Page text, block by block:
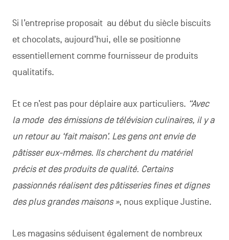
Si l’entreprise proposait au début du siècle biscuits
et chocolats, aujourd’hui, elle se positionne
essentiellement comme fournisseur de produits
qualitatifs.
Et ce n’est pas pour déplaire aux particuliers. “Avec
la mode des émissions de télévision culinaires, il y a
un retour au ‘fait maison’. Les gens ont envie de
pâtisser eux-mêmes. Ils cherchent du matériel
précis et des produits de qualité. Certains
passionnés réalisent des pâtisseries fines et dignes
des plus grandes maisons », nous explique Justine.
Les magasins séduisent également de nombreux